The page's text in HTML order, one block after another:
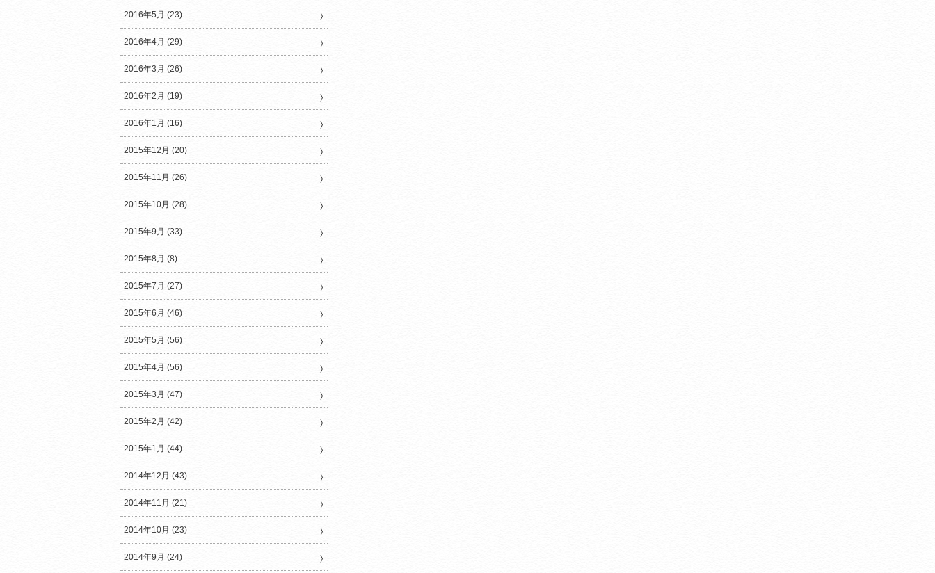
2016年5月 (23)
2016年4月 (29)
2016年3月 (26)
2016年2月 (19)
2016年1月 (16)
2015年12月 (20)
2015年11月 (26)
2015年10月 (28)
2015年9月 (33)
2015年8月 (8)
2015年7月 (27)
2015年6月 (46)
2015年5月 (56)
2015年4月 (56)
2015年3月 (47)
2015年2月 (42)
2015年1月 (44)
2014年12月 (43)
2014年11月 (21)
2014年10月 (23)
2014年9月 (24)